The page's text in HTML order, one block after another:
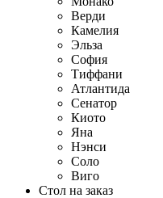
Верди
Камелия
Эльза
София
Тиффани
Атлантида
Сенатор
Киото
Яна
Нэнси
Соло
Виго
Стол на заказ